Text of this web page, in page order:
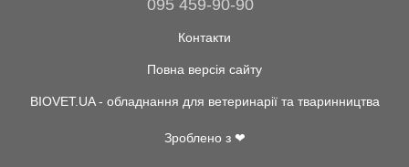
095 459-90-90
Контакти
Повна версія сайту
BIOVET.UA - обладнання для ветеринарії та тваринництва
Зроблено з ❤